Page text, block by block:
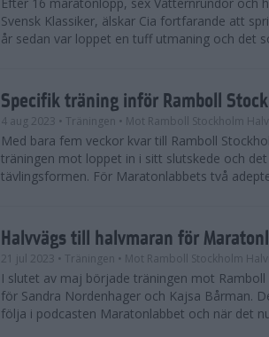
Efter 16 maratonlopp, sex Vätternrundor och
Svensk Klassiker, älskar Cia fortfarande att
år sedan var loppet en tuff utmaning och det
Specifik träning inför Ramboll
4 aug 2023 • Träningen • Mot Ramboll Stockholm
Med bara fem veckor kvar till Ramboll
träningen mot loppet in i sitt slutskede och
tävlingsformen. För Maratonlabbets två
Halvvägs till halvmaran för
21 jul 2023 • Träningen • Mot Ramboll Stockholm
I slutet av maj började träningen mot
för Sandra Nordenhager och Kajsa Bårman.
följa i podcasten Maratonlabbet och när det